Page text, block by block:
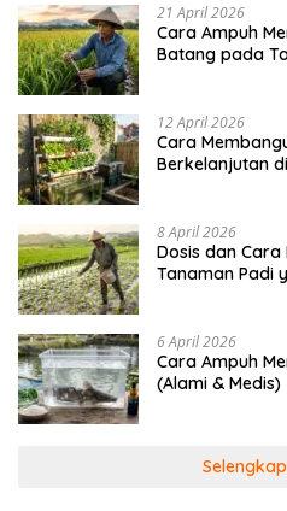
21 April 2026
Cara Ampuh
Batang pada
12 April 2026
Cara
Berkelanjutan
8 April 2026
Dosis dan Cara
Tanaman Padi
6 April 2026
Cara Ampuh
(Alami & Medis)